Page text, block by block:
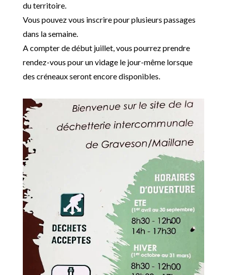
du territoire.
Vous pouvez vous inscrire pour plusieurs passages
dans la semaine.
A compter de début juillet, vous pourrez prendre
rendez-vous pour un vidage le jour-même lorsque
des créneaux seront encore disponibles.